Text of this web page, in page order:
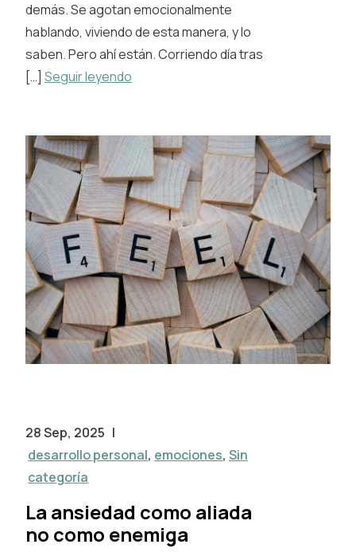
demás. Se agotan emocionalmente
hablando, viviendo de esta manera, y lo
saben. Pero ahí están. Corriendo día tras
[…] Seguir leyendo
28 Sep, 2025 |
desarrollo personal, emociones,Sin
categoría
La ansiedad como aliada
no como enemiga